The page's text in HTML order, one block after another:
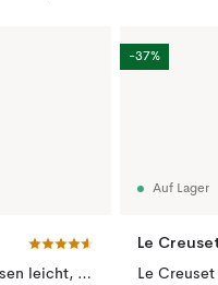
Ultra Light Pro Pfanne Gusseisen leicht, 28cm
Auf Lager
Le
Le
-37%